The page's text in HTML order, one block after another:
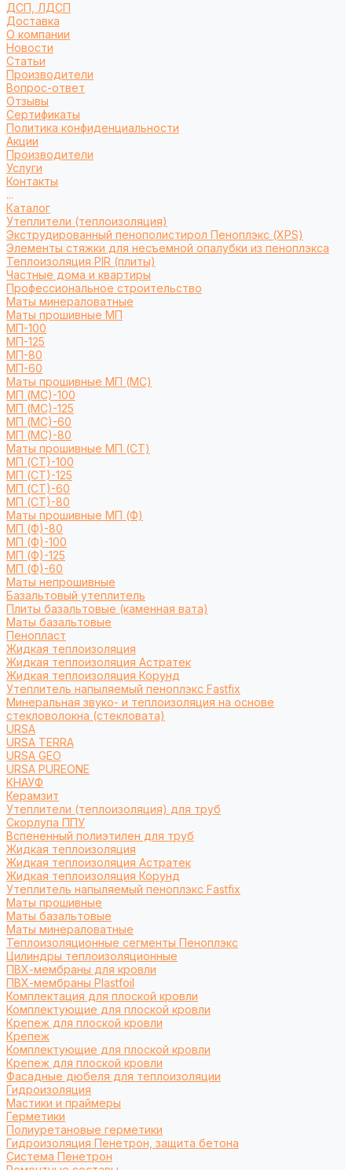
ДСП, ЛДСП
Доставка
О компании
Новости
Статьи
Производители
Вопрос-ответ
Отзывы
Сертификаты
Политика конфиденциальности
Акции
Производители
Услуги
Контакты
...
Каталог
Утеплители (теплоизоляция)
Экструдированный пенополистирол Пеноплэкс (XPS)
Элементы стяжки для несъемной опалубки из пеноплэкса
Теплоизоляция PIR (плиты)
Частные дома и квартиры
Профессиональное строительство
Маты минераловатные
Маты прошивные МП
МП-100
МП-125
МП-80
МП-60
Маты прошивные МП (МС)
МП (МС)-100
МП (МС)-125
МП (МС)-60
МП (МС)-80
Маты прошивные МП (СТ)
МП (СТ)-100
МП (СТ)-125
МП (СТ)-60
МП (СТ)-80
Маты прошивные МП (Ф)
МП (Ф)-80
МП (Ф)-100
МП (Ф)-125
МП (Ф)-60
Маты непрошивные
Базальтовый утеплитель
Плиты базальтовые (каменная вата)
Маты базальтовые
Пенопласт
Жидкая теплоизоляция
Жидкая теплоизоляция Астратек
Жидкая теплоизоляция Корунд
Утеплитель напыляемый пеноплэкс Fastfix
Минеральная звуко- и теплоизоляция на основе
стекловолокна (стекловата)
URSA
URSA TERRA
URSA GEO
URSA PUREONE
КНАУФ
Керамзит
Утеплители (теплоизоляция) для труб
Cкорлупа ППУ
Вспененный полиэтилен для труб
Жидкая теплоизоляция
Жидкая теплоизоляция Астратек
Жидкая теплоизоляция Корунд
Утеплитель напыляемый пеноплэкс Fastfix
Маты прошивные
Маты базальтовые
Маты минераловатные
Теплоизоляционные сегменты Пеноплэкс
Цилиндры теплоизоляционные
ПВХ-мембраны для кровли
ПВХ-мембраны Plastfoil
Комплектация для плоской кровли
Комплектующие для плоской кровли
Крепеж для плоской кровли
Крепеж
Комплектующие для плоской кровли
Крепеж для плоской кровли
Фасадные дюбеля для теплоизоляции
Гидроизоляция
Мастики и праймеры
Герметики
Полиуретановые герметики
Гидроизоляция Пенетрон, защита бетона
Система Пенетрон